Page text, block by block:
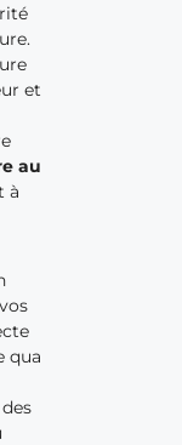
et
au
à
qua